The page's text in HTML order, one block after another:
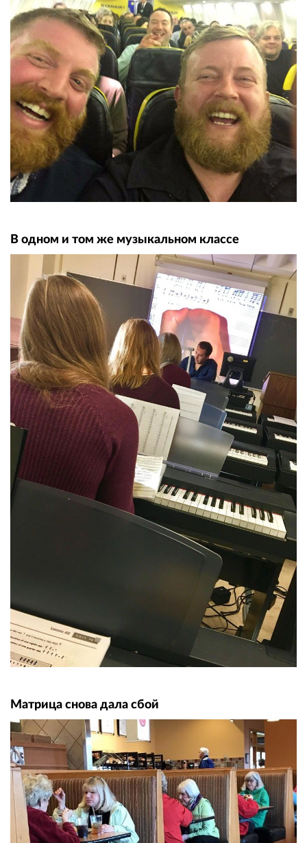
В одном и том же музыкальном классе
Матрица снова дала сбой